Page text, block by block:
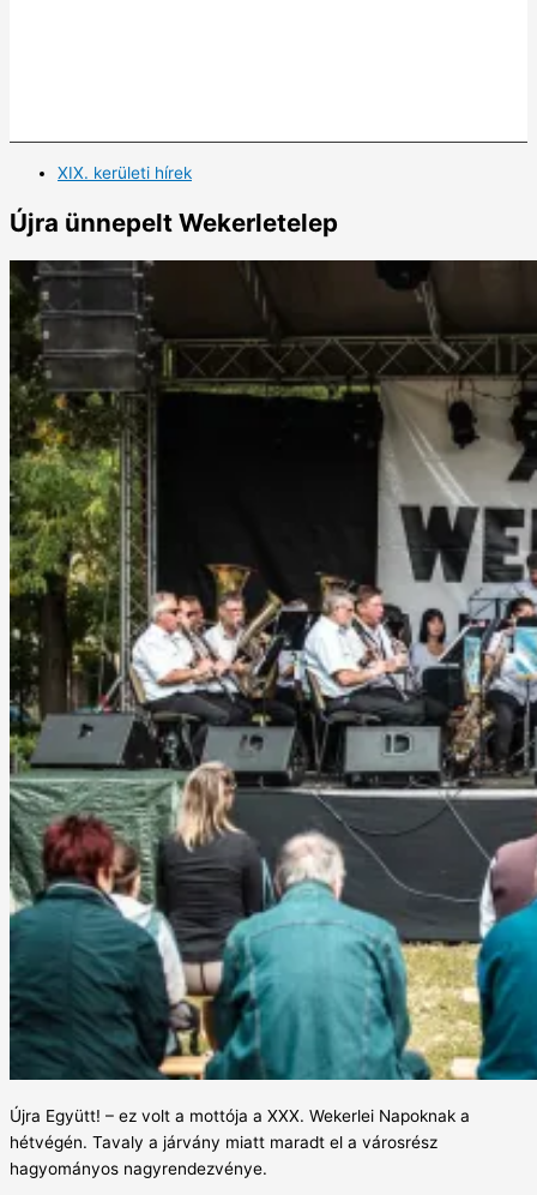
XIX. kerületi hírek
Újra ünnepelt Wekerletelep
Újra Együtt! – ez volt a mottója a XXX. Wekerlei Napoknak a
hétvégén. Tavaly a járvány miatt maradt el a városrész
hagyományos nagyrendezvénye.